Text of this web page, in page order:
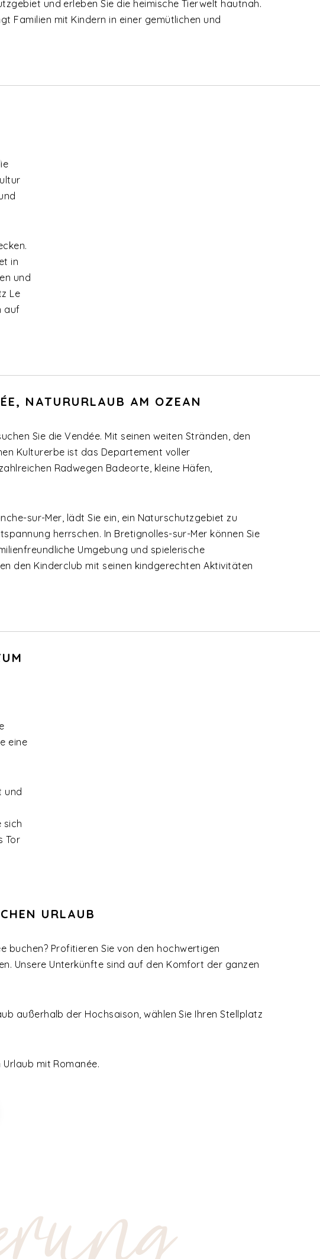
und erleben Sie die heimische Tierwelt hautnah.
Familien mit Kindern in einer gemütlichen und
in
und
Le
auf
NATURURLAUB AM OZEAN
Sie die Vendée. Mit seinen weiten Stränden, den
Kulturerbe ist das Departement voller
Radwegen Badeorte, kleine Häfen,
sur-Mer, lädt Sie ein, ein Naturschutzgebiet zu
herrschen. In Bretignolles-sur-Mer können Sie
Umgebung und spielerische
den Kinderclub mit seinen kindgerechten Aktivitäten
eine
und
sich
Tor
URLAUB
buchen? Profitieren Sie von den hochwertigen
Unsere Unterkünfte sind auf den Komfort der ganzen
außerhalb der Hochsaison, wählen Sie Ihren Stellplatz
mit Romanée.